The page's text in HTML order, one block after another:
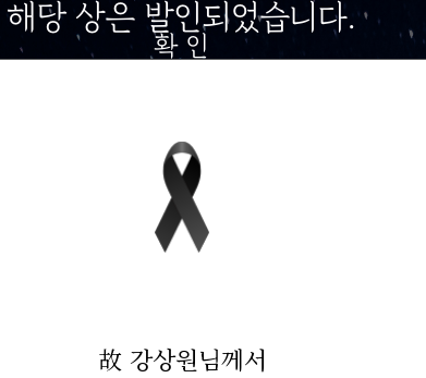
해당 상은 발인되었습니다.
확 인
故 강상원님께서